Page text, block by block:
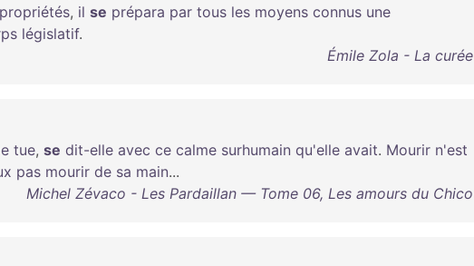
propriétés, il se prépara par tous les moyens connus une
législatif.
Émile Zola - La curée
tue, se dit-elle avec ce calme surhumain qu'elle avait. Mourir n'est
pas mourir de sa main...
Michel Zévaco - Les Pardaillan — Tome 06, Les amours du Chico